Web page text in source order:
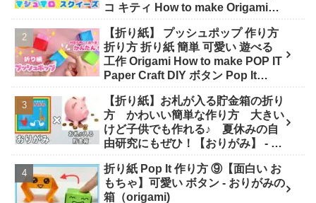
コ キティ How to make Origami
り紙♪
【折り紙】 プッシュポップ 作り方
折り方 折り紙 簡単 可愛い 遊べる
工作 Origami How to make POP IT
Paper Craft DIY ボタン Pop It
Paper Craft
【折り紙】お札が入る貯金箱の折り
方 かわいい簡単な作り方 大きい
けど子供でも作れる♪ 夏休みの自
由研究にもぜひ！【おりがみ】 - ゆ
折り紙 Pop It 作り方 ⑨【面白い お
もちゃ】可愛い ボタン - おりがみの
箱（origami)